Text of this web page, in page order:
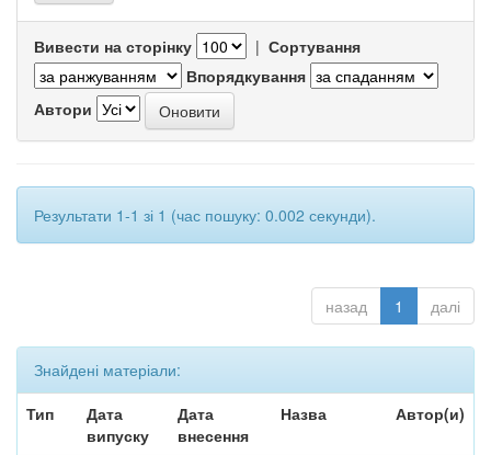
Вивести на сторінку | Сортування
Впорядкування
Автори
Результати 1-1 зі 1 (час пошуку: 0.002 секунди).
назад 1 далі
Знайдені матеріали:
Тип
Дата
випуску
Дата
внесення
Назва Автор(и)